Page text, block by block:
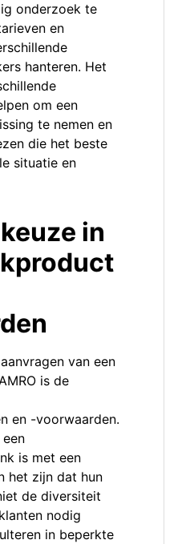
onderzoek te
en
hanteren. Het
om een
te nemen en
die het beste
situatie en
in
van een
is de
en -voorwaarden.
een
is met een
het zijn dat hun
de diversiteit
nodig
in beperkte